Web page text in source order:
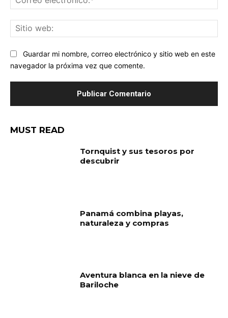
Guardar mi nombre, correo electrónico y sitio web en este
navegador la próxima vez que comente.
MUST READ
Tornquist y sus tesoros por
descubrir
Panamá combina playas,
naturaleza y compras
Aventura blanca en la nieve de
Bariloche